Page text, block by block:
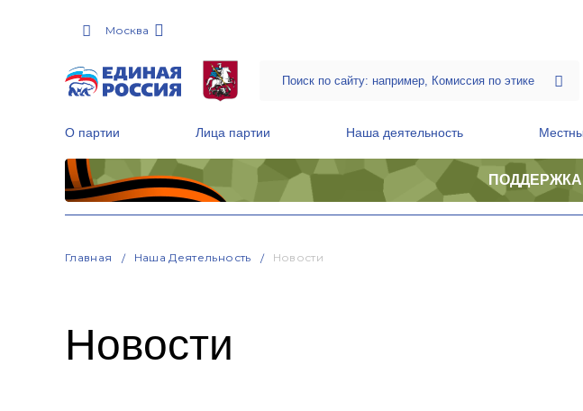
Москва
О партии Лица партии Наша деятельность
Главная Наша Деятельность Новости
Новости